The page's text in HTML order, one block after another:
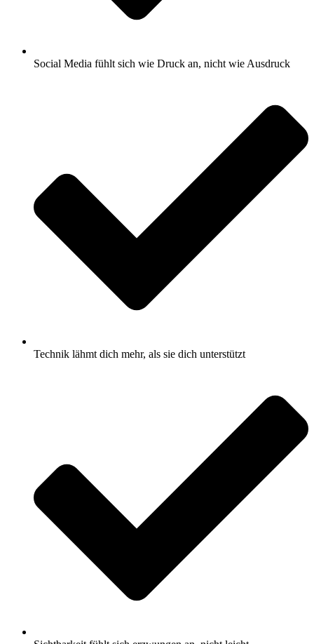
Social Media fühlt sich wie Druck an, nicht wie Ausdruck
Technik lähmt dich mehr, als sie dich unterstützt